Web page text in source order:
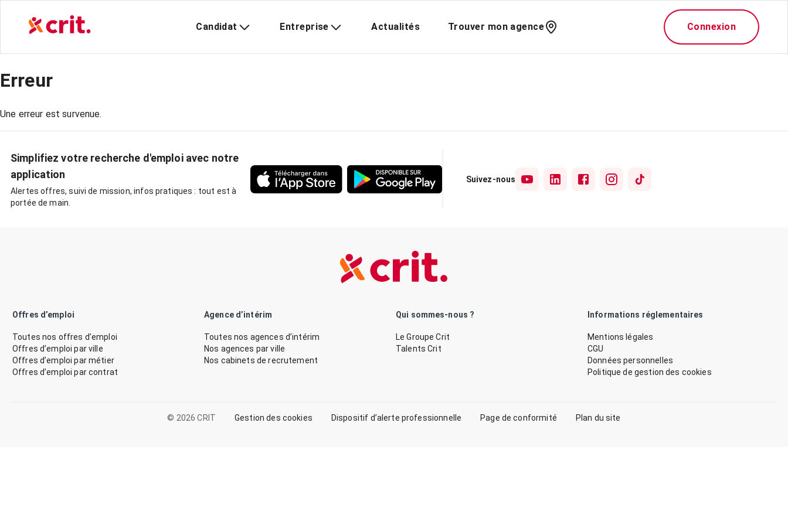
Candidat Entreprise Actualités Trouver mon agence Connexion
Erreur
Une erreur est survenue.
Simplifiez votre recherche d'emploi avec notre
application
Alertes offres, suivi de mission, infos pratiques : tout est à
portée de main.
Suivez-nous
Offres d’emploi
Toutes nos offres d’emploi
Offres d’emploi par ville
Offres d’emploi par métier
Offres d’emploi par contrat
Agence d’intérim
Toutes nos agences d’intérim
Nos agences par ville
Nos cabinets de recrutement
Qui sommes-nous ?
Le Groupe Crit
Talents Crit
Informations réglementaires
Mentions légales
CGU
Données personnelles
Politique de gestion des cookies
© 2026 CRIT Gestion des cookies Dispositif d’alerte professionnelle Page de conformité Plan du site